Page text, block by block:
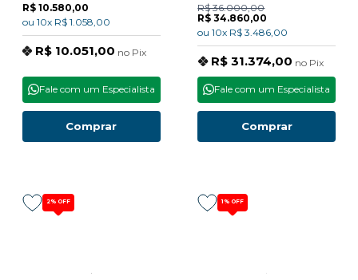
R$ 10.580,00
ou 10x R$ 1.058,00
R$ 10.051,00 no Pix
Comprar
Fale com um Especialista
R$ 36.000,00
R$ 34.860,00
ou 10x R$ 3.486,00
R$ 31.374,00 no Pix
Comprar
Fale com um Especialista
2% OFF 1% OFF